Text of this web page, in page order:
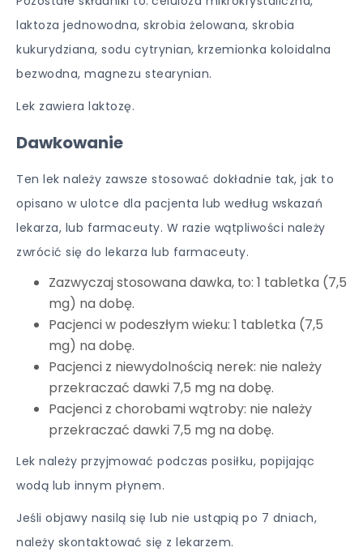
laktoza jednowodna, skrobia żelowana, skrobia
kukurydziana, sodu cytrynian, krzemionka koloidalna
bezwodna, magnezu stearynian.
Lek zawiera laktozę.
Dawkowanie
Ten lek należy zawsze stosować dokładnie tak, jak to
opisano w ulotce dla pacjenta lub według wskazań
lekarza, lub farmaceuty. W razie wątpliwości należy
zwrócić się do lekarza lub farmaceuty.
Zazwyczaj stosowana dawka, to: 1 tabletka (7,5
mg) na dobę.
Pacjenci w podeszłym wieku: 1 tabletka (7,5
mg) na dobę.
Pacjenci z niewydolnością nerek: nie należy
przekraczać dawki 7,5 mg na dobę.
Pacjenci z chorobami wątroby: nie należy
przekraczać dawki 7,5 mg na dobę.
Lek należy przyjmować podczas posiłku, popijając
wodą lub innym płynem.
Jeśli objawy nasilą się lub nie ustąpią po 7 dniach,
należy skontaktować się z lekarzem.